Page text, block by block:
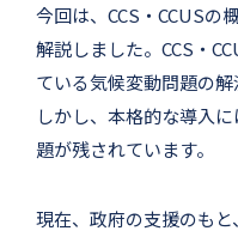
今回は、CCS・CCUSの
解説しました。CCS・
ている気候変動問題の解
しかし、本格的な導入
題が残されています。
現在、政府の支援のもと